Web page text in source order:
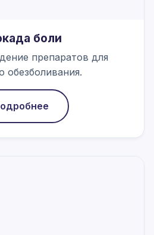
боли
препаратов для
обезболивания.